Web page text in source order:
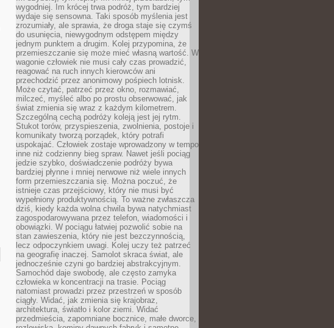
wygodniej. Im krócej trwa podróż, tym bardziej
wydaje się sensowna. Taki sposób myślenia jest
zrozumiały, ale sprawia, że droga staje się czymś
do usunięcia, niewygodnym odstępem między
jednym punktem a drugim. Kolej przypomina, że
przemieszczanie się może mieć własną wartość. W
wagonie człowiek nie musi cały czas prowadzić,
reagować na ruch innych kierowców ani
przechodzić przez anonimowy pośpiech lotnisk.
Może czytać, patrzeć przez okno, rozmawiać,
milczeć, myśleć albo po prostu obserwować, jak
świat zmienia się wraz z każdym kilometrem.
Szczególną cechą podróży koleją jest jej rytm.
Stukot torów, przyspieszenia, zwolnienia, postoje i
komunikaty tworzą porządek, który potrafi
uspokajać. Człowiek zostaje wprowadzony w tempo
inne niż codzienny bieg spraw. Nawet jeśli pociąg
jedzie szybko, doświadczenie podróży bywa
bardziej płynne i mniej nerwowe niż wiele innych
form przemieszczania się. Można poczuć, że
istnieje czas przejściowy, który nie musi być
wypełniony produktywnością. To ważne zwłaszcza
dziś, kiedy każda wolna chwila bywa natychmiast
zagospodarowywana przez telefon, wiadomości i
obowiązki. W pociągu łatwiej pozwolić sobie na
stan zawieszenia, który nie jest bezczynnością,
lecz odpoczynkiem uwagi. Kolej uczy też patrzeć
na geografię inaczej. Samolot skraca świat, ale
jednocześnie czyni go bardziej abstrakcyjnym.
Samochód daje swobodę, ale często zamyka
człowieka w koncentracji na trasie. Pociąg
natomiast prowadzi przez przestrzeń w sposób
ciągły. Widać, jak zmienia się krajobraz,
architektura, światło i kolor ziemi. Widać
przedmieścia, zapomniane bocznice, małe dworce,